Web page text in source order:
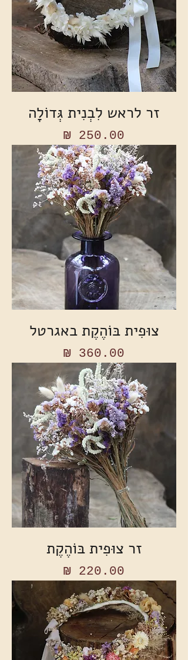
זר לראש לִבְנִית גְּדוֹלָה
מחיר
צוּפִית בּוֹהֶקֶת באגרטל
מחיר
זר צוּפִית בּוֹהֶקֶת
מחיר